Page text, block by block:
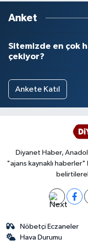
Anket
Sitemizde en çok
çekiyor?
Ankete Katıl
Diyanet Haber,
"ajans kaynaklı haberler"
Nöbetçi Eczaneler
Hava Durumu
Yalova
Yozgat